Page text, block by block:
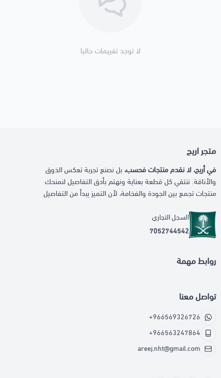
لا توجد تقييمات حاليا
متجر اريج
في أريج، لا نقدم منتجات فحسب، بل نصنع تجربة تعكس الذوق
والأناقة. ننتقي كل قطعة بعناية ونهتم بأدق التفاصيل لنمنحك
منتجات تجمع بين الجودة والفخامة، لأن التميز يبدأ من التفاصيل
السجل التجاري
7052744542
روابط مهمة
تواصل معنا
+966569326726
+966563247864
areej.nht@gmail.com